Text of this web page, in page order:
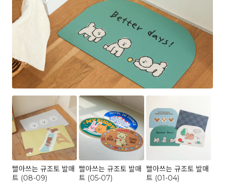
빨아쓰는 규조토 발매
트 (08-09)
빨아쓰는 규조토 발매
트 (05-07)
빨아쓰는 규조토 발매
트 (01-04)